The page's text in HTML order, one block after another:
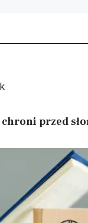
przed